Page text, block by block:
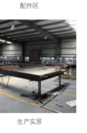
配件区
生产实景